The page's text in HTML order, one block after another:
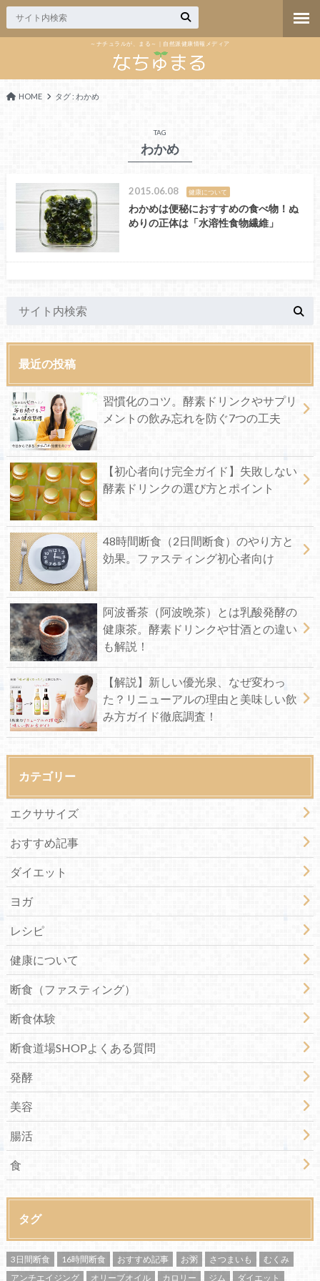
～ナチュラルが、まる～｜自然派健康情報メディア
HOME タグ : わかめ
TAG
わかめ
2015.06.08 健康について
わかめは便秘におすすめの食べ物！ぬ
めりの正体は「水溶性食物繊維」
最近の投稿
習慣化のコツ。酵素ドリンクやサプリ
メントの飲み忘れを防ぐ7つの工夫
【初心者向け完全ガイド】失敗しない
酵素ドリンクの選び方とポイント
48時間断食（2日間断食）のやり方と
効果。ファスティング初心者向け
阿波番茶（阿波晩茶）とは乳酸発酵の
健康茶。酵素ドリンクや甘酒との違い
も解説！
【解説】新しい優光泉、なぜ変わっ
た？リニューアルの理由と美味しい飲
み方ガイド徹底調査！
カテゴリー
エクササイズ
おすすめ記事
ダイエット
ヨガ
レシピ
健康について
断食（ファスティング）
断食体験
断食道場SHOPよくある質問
発酵
美容
腸活
食
タグ
3日間断食 16時間断食 おすすめ記事 お粥 さつまいも
むくみ
アンチエイジング
オリーブオイル カロリー ジム ダイエット